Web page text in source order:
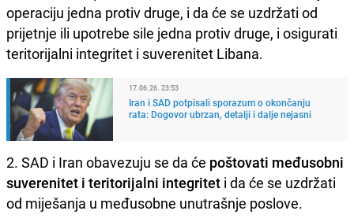
operaciju jedna protiv druge, i da će se uzdržati od
prijetnje ili upotrebe sile jedna protiv druge, i osigurati
teritorijalni integritet i suverenitet Libana.
17.06.26. 23:53
Iran i SAD potpisali sporazum o okončanju
rata: Dogovor ubrzan, detalji i dalje nejasni
2. SAD i Iran obavezuju se da će poštovati međusobni
suverenitet i teritorijalni integritet i da će se uzdržati
od miješanja u međusobne unutrašnje poslove.